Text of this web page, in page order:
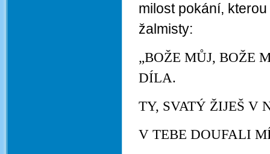
milost pokání,
žalmisty:
„BOŽE MŮJ, BOŽE
DÍLA.
TY, SVATÝ ŽIJEŠ V
V TEBE DOUFALI